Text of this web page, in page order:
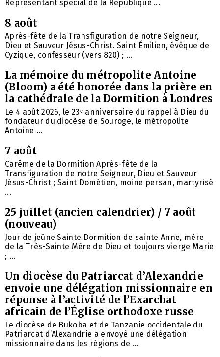
Représentant spécial de la République ...
8 août
Après-fête de la Transfiguration de notre Seigneur,
Dieu et Sauveur Jésus-Christ. Saint Émilien, évêque de
Cyzique, confesseur (vers 820) ; ...
La mémoire du métropolite Antoine
(Bloom) a été honorée dans la prière en
la cathédrale de la Dormition à Londres
Le 4 août 2026, le 23ᵉ anniversaire du rappel à Dieu du
fondateur du diocèse de Souroge, le métropolite
Antoine ...
7 août
Carême de la Dormition Après-fête de la
Transfiguration de notre Seigneur, Dieu et Sauveur
Jésus-Christ ; Saint Dométien, moine persan, martyrisé
...
25 juillet (ancien calendrier) / 7 août
(nouveau)
Jour de jeûne Sainte Dormition de sainte Anne, mère
de la Très-Sainte Mère de Dieu et toujours vierge Marie
; ...
Un diocèse du Patriarcat d’Alexandrie
envoie une délégation missionnaire en
réponse à l’activité de l’Exarchat
africain de l’Église orthodoxe russe
Le diocèse de Bukoba et de Tanzanie occidentale du
Patriarcat d’Alexandrie a envoyé une délégation
missionnaire dans les régions de ...